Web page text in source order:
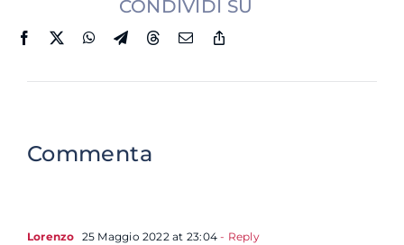
CONDIVIDI SU
Commenta
Lorenzo 25 Maggio 2022 at 23:04- Reply